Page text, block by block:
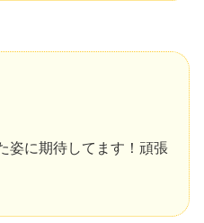
姿に期待してます！頑張